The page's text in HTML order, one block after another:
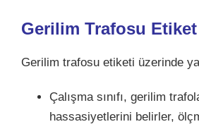
Gerilim Trafosu
Gerilim trafosu etiketi üzerinde
Çalışma sınıfı, gerilim
hassasiyetlerini belirler,